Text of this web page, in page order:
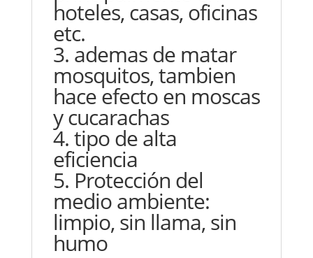
hoteles, casas, oficinas
etc.
3. ademas de matar
mosquitos, tambien
hace efecto en moscas
y cucarachas
4. tipo de alta
eficiencia
5. Protección del
medio ambiente:
limpio, sin llama, sin
humo